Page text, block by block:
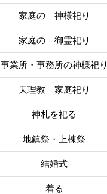
家庭の 神様祀り
家庭の 御霊祀り
事業所・事務所の神様祀り
天理教 家庭祀り
神札を祀る
地鎮祭・上棟祭
結婚式
着る